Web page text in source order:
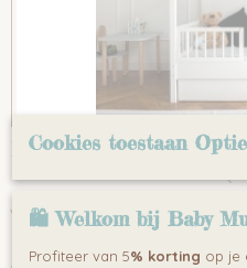
Dream Nest Snow
€ 499,00 € 399,00
Op voorraad
Cookies toestaan
🛍 Welkom bij Baby
Profiteer van 5% korting op je